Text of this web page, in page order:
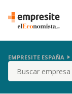
EMPRESITE ESPAÑA
Buscar